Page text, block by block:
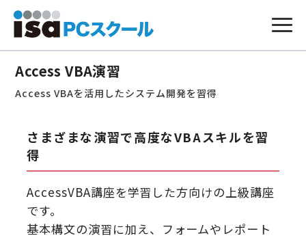
本
Access VBA演習
Access VBAを活用したシステム開発を習得
さまざまな演習で高度なVBAスキルを習
得
AccessVBA講座を学習した方向けの上級講座
です。
基本構文の演習に加え、フォームやレポート